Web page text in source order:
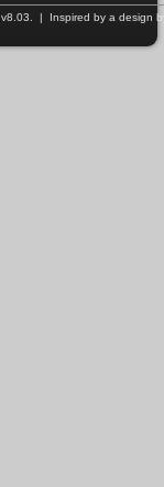
v8.03. | Inspired by a design